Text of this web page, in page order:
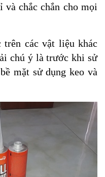
và chắc chắn cho mọi
các vật liệu khác
chú ý là trước khi sử
mặt sử dụng keo và